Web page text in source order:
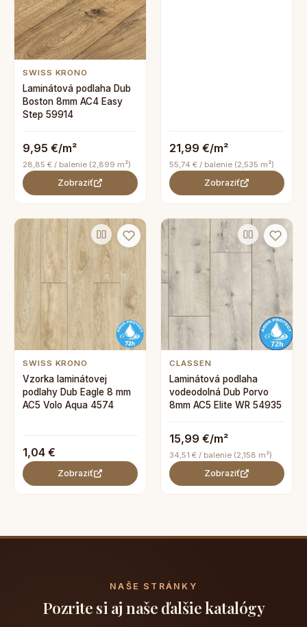
SWISS KRONO
Laminátová podlaha Dub
Boston 8mm AC4 Easy
Step 59914
9,95 €/m²
28,85 € / balenie (2,899 m²)
Zobraziť
21,99 €/m²
55,74 € / balenie (2,535 m²)
Zobraziť
SWISS KRONO
Vzorka laminátovej
podlahy Dub Eagle 8 mm
AC5 Volo Aqua 4574
1,04 €
Zobraziť
CLASSEN
Laminátová podlaha
vodeodolná Dub Porvo
8mm AC5 Elite WR 54935
15,99 €/m²
34,51 € / balenie (2,158 m²)
Zobraziť
NAŠE STRÁNKY
Pozrite si aj naše ďalšie katalógy